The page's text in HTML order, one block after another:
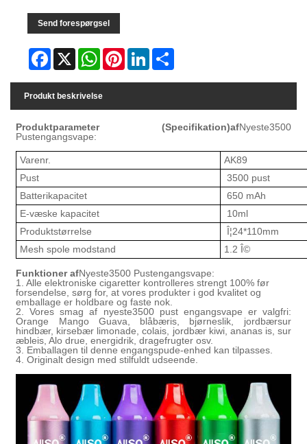
Send forespørgsel
Facebook
X WhatsAppPinterestLinkedIn
Produkt beskrivelse
Produktparameter (Specifikation)afNyeste3500
Pustengangsvape:
Varenr. AK89
Pust
3500 pust
Batterikapacitet
650 mAh
E-væske kapacitet
10ml
Produktstørrelse
Î¦24*110mm
Mesh spole modstand
1.2 Î©
Funktioner afNyeste3500 Pustengangsvape:
1. Alle elektroniske cigaretter kontrolleres strengt 100% før
forsendelse, sørg for, at vores produkter i god kvalitet og
emballage er holdbare og faste nok.
2. Vores smag af nyeste3500 pust engangsvape er valgfri:
Orange Mango Guava, blåbæris, bjørneslik, jordbærsur
hindbær, kirsebær limonade, colais, jordbær kiwi, ananas is, sur
æbleis, Alo drue, energidrik, dragefrugter osv.
3. Emballagen til denne engangspude-enhed kan tilpasses.
4. Originalt design med stilfuldt udseende.